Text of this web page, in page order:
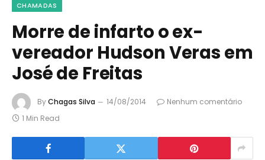
CHAMADAS
Morre de infarto o ex-
vereador Hudson Veras em
José de Freitas
ByChagas Silva 14/08/2014
Nenhum comentário
1 Min Read